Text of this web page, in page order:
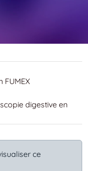
FUMEX
digestive en
ce